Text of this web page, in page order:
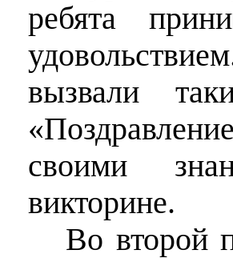
ребята
вызвали
своими
викторине.
Во второй